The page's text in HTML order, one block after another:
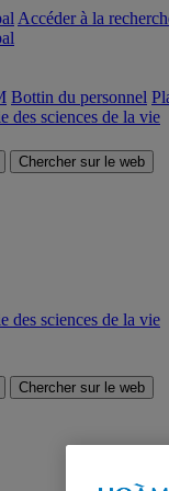
Accéder à la
Bottin du personnel
des sciences de la vie
Chercher sur le web
des sciences de la vie
Chercher sur le web